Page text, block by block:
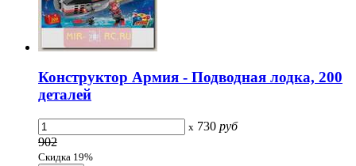
Конструктор Армия - Подводная лодка, 200
деталей
x 730 руб
902
Скидка 19%